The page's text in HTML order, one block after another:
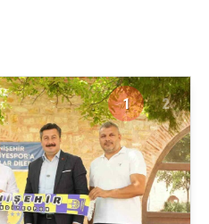
1 2